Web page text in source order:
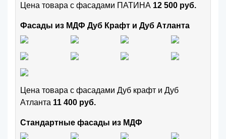
Цена товара с фасадами ПАТИНА 12 500 руб.
Фасады из МДФ Дуб Крафт и Дуб Атланта
Цена товара с фасадами Дуб крафт и Дуб
Атланта 11 400 руб.
Стандартные фасады из МДФ